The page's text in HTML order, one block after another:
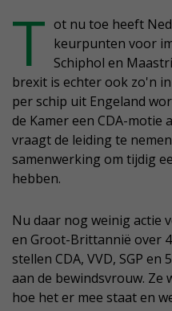
T ot nu toe heeft
keurpunten voor
Schiphol en
brexit is echter ook zo'n
per schip uit Engeland
de Kamer een CDA-motie
vraagt de leiding te
samenwerking om tijdig
hebben.
Nu daar nog weinig actie
en Groot-Brittannië over
stellen CDA, VVD, SGP
aan de bewindsvrouw. Ze
hoe het er mee staat en